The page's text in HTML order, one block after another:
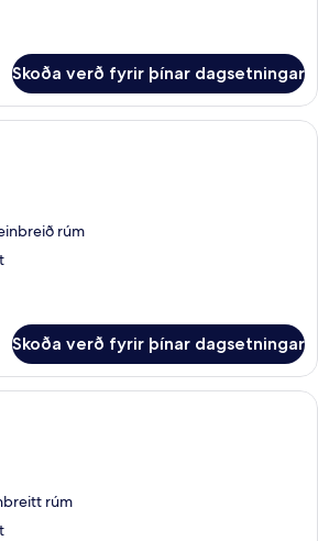
Skoða verð fyrir þínar dagsetningar
Herbergi fyrir tvo | Míníbar,
rúm
Skoða verð fyrir þínar dagsetningar
Herbergi fyrir þrjá | Míníbar,
rúm